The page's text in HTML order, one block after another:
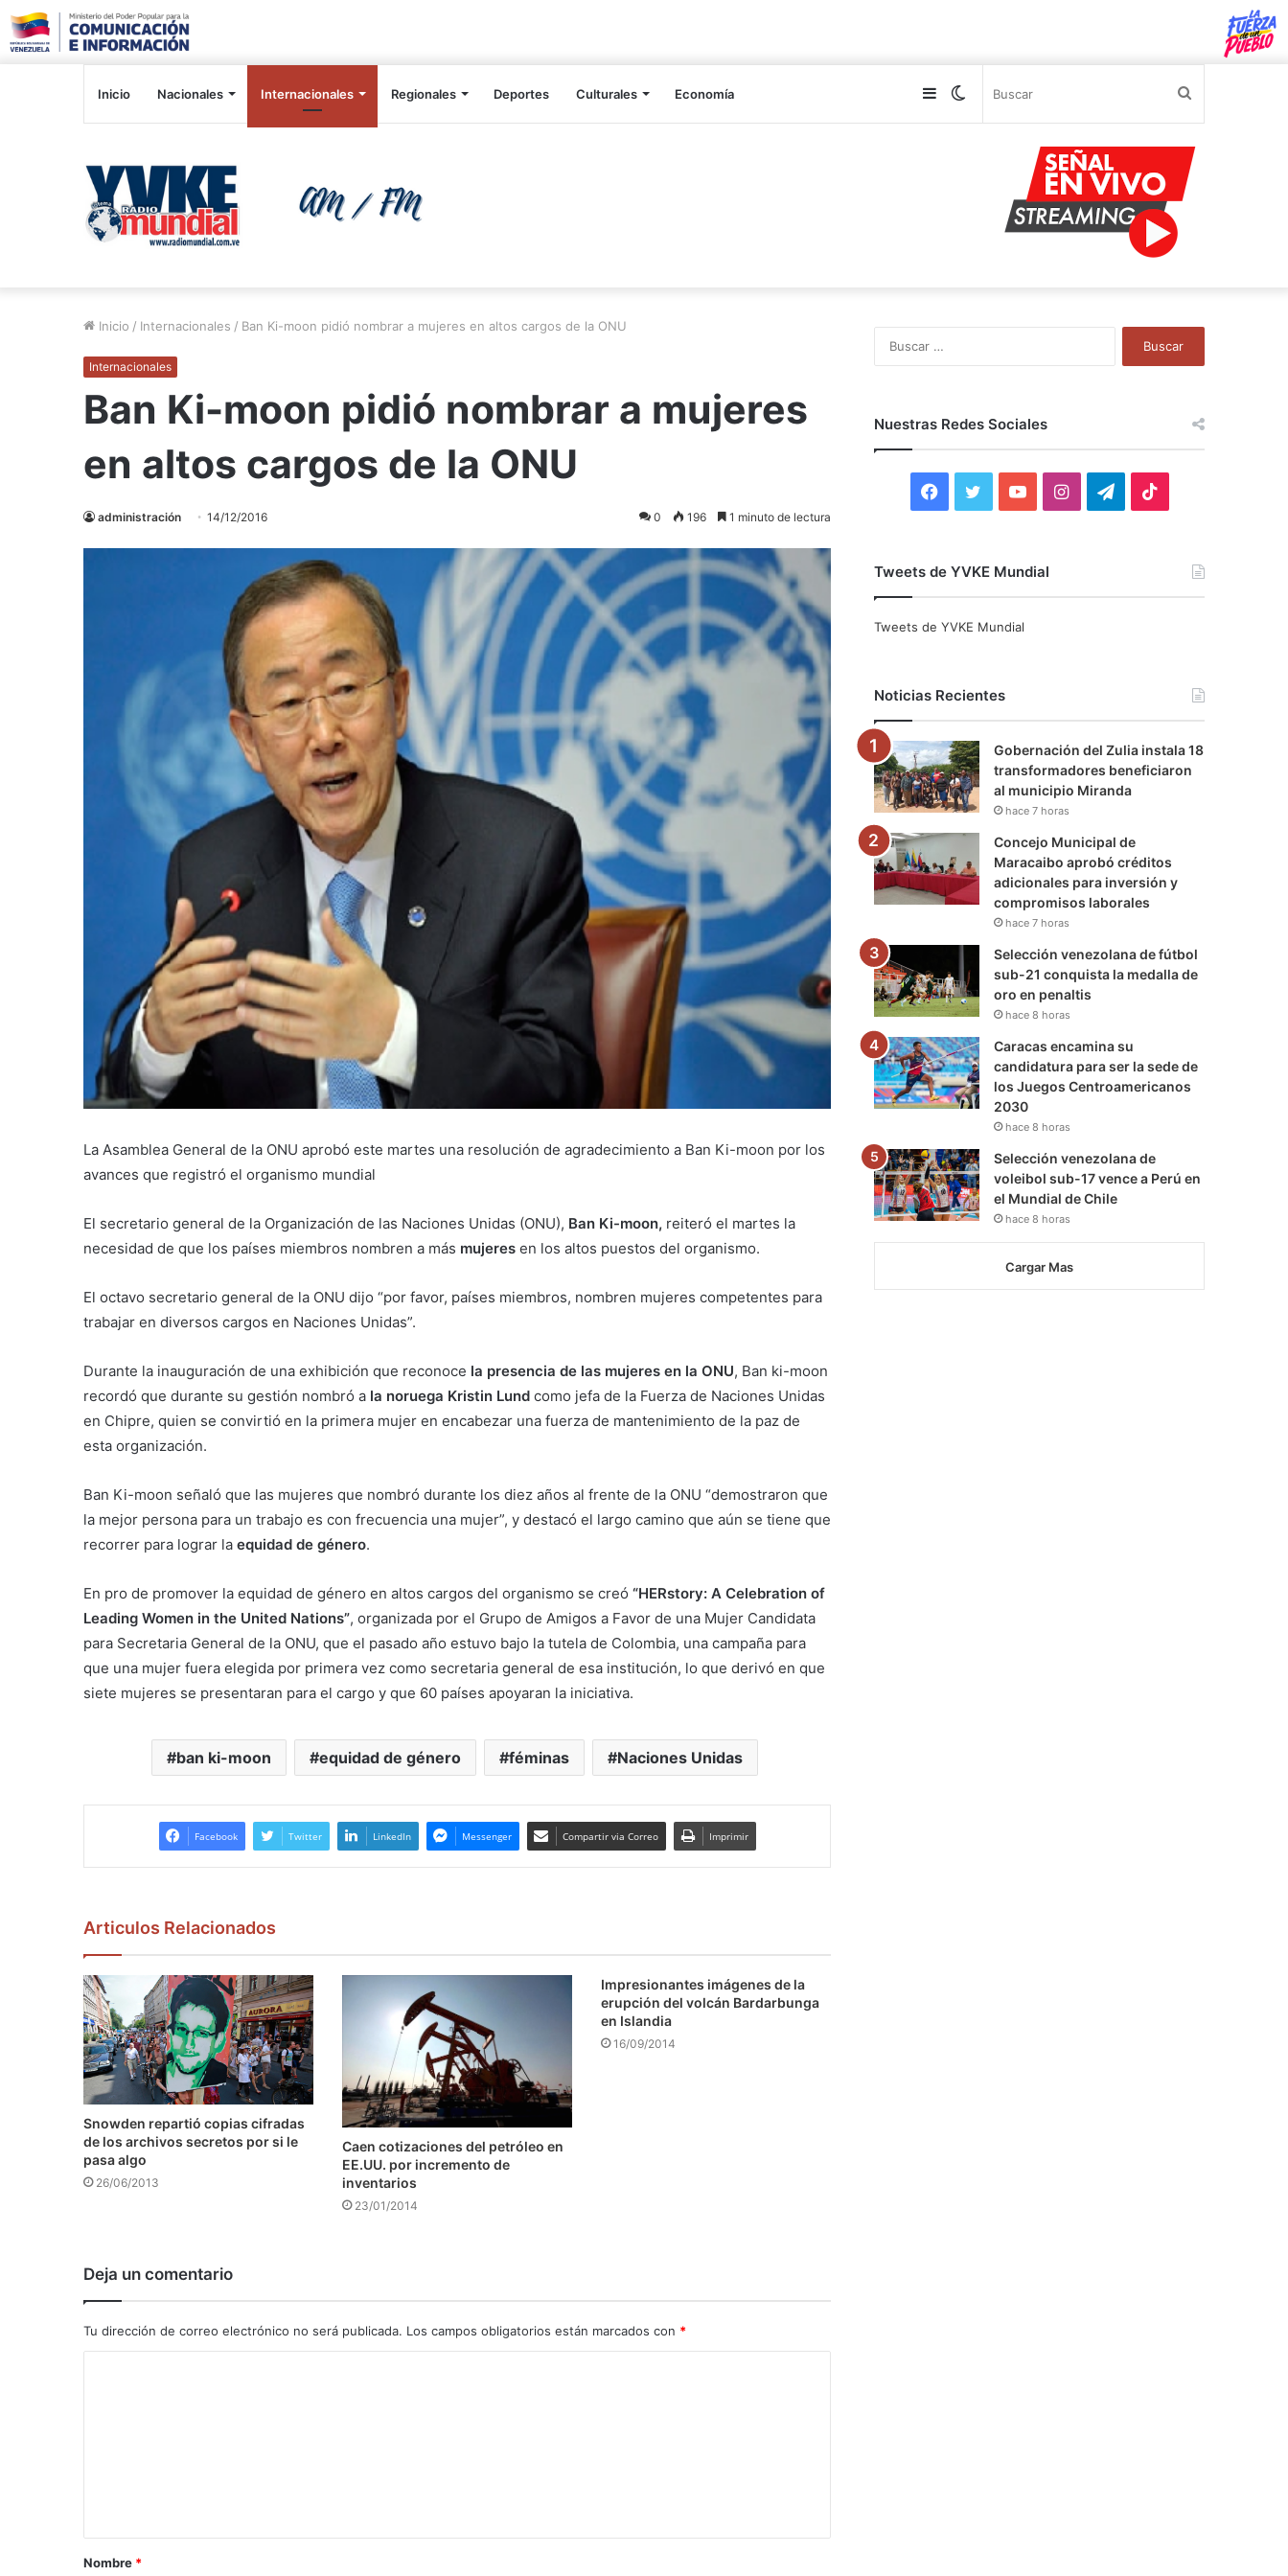
Inicio Nacionales Internacionales Regionales Deportes Culturales Economía Switch
Sidebar
Inicio / Internacionales / Ban Ki-moon pidió nombrar a mujeres en altos cargos de la ONU
Internacionales
Ban Ki-moon pidió nombrar a mujeres
en altos cargos de la ONU
administración 14/12/2016 0 196 1 minuto de lectura
La Asamblea General de la ONU aprobó este martes una resolución de agradecimiento a Ban Ki-moon por los
avances que registró el organismo mundial
El secretario general de la Organización de las Naciones Unidas (ONU), Ban Ki-moon, reiteró el martes la
necesidad de que los países miembros nombren a más mujeres en los altos puestos del organismo.
El octavo secretario general de la ONU dijo “por favor, países miembros, nombren mujeres competentes para
trabajar en diversos cargos en Naciones Unidas”.
Durante la inauguración de una exhibición que reconoce la presencia de las mujeres en la ONU, Ban ki-moon
recordó que durante su gestión nombró a la noruega Kristin Lund como jefa de la Fuerza de Naciones Unidas
en Chipre, quien se convirtió en la primera mujer en encabezar una fuerza de mantenimiento de la paz de
esta organización.
Ban Ki-moon señaló que las mujeres que nombró durante los diez años al frente de la ONU “demostraron que
la mejor persona para un trabajo es con frecuencia una mujer”, y destacó el largo camino que aún se tiene que
recorrer para lograr la equidad de género.
En pro de promover la equidad de género en altos cargos del organismo se creó “HERstory: A Celebration of
Leading Women in the United Nations”, organizada por el Grupo de Amigos a Favor de una Mujer Candidata
para Secretaria General de la ONU, que el pasado año estuvo bajo la tutela de Colombia, una campaña para
que una mujer fuera elegida por primera vez como secretaria general de esa institución, lo que derivó en que
siete mujeres se presentaran para el cargo y que 60 países apoyaran la iniciativa.
ban ki-moon equidad de género féminas Naciones Unidas
Facebook Twitter LinkedIn Messenger Compartir via Correo Imprimir
Articulos Relacionados
Snowden repartió copias cifradas
de los archivos secretos por si le
pasa algo
26/06/2013
Caen cotizaciones del petróleo en
EE.UU. por incremento de
inventarios
23/01/2014
Impresionantes imágenes de la
erupción del volcán Bardarbunga
en Islandia
16/09/2014
Deja un comentario
Tu dirección de correo electrónico no será publicada. Los campos obligatorios están marcados con *
a
r
Nombre *
Nuestras Redes Sociales
F
c
o
k
i
r
Y
u
e
I
r
a
m
T
a
m
Tweets de YVKE Mundial
Tweets de YVKE Mundial
Noticias Recientes
Gobernación del Zulia instala 18
transformadores beneficiaron
al municipio Miranda
hace 7 horas
Concejo Municipal de
Maracaibo aprobó créditos
adicionales para inversión y
compromisos laborales
hace 7 horas
Selección venezolana de fútbol
sub-21 conquista la medalla de
oro en penaltis
hace 8 horas
Caracas encamina su
candidatura para ser la sede de
los Juegos Centroamericanos
2030
hace 8 horas
Selección venezolana de
voleibol sub-17 vence a Perú en
el Mundial de Chile
hace 8 horas
Cargar Mas